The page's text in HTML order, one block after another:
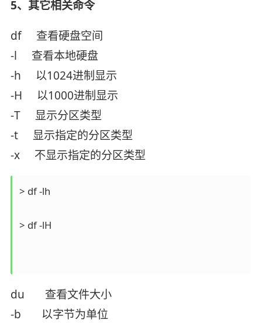
5、其它相关命令
df 查看硬盘空间
-l 查看本地硬盘
-h 以1024进制显示
-H 以1000进制显示
-T 显示分区类型
-t 显示指定的分区类型
-x 不显示指定的分区类型
> df -lh
> df -lH
du 查看文件大小
-b 以字节为单位